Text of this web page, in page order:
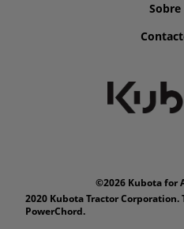
Sobre
©2026 Kubota for
2020 Kubota Tractor Corporation.
PowerChord.